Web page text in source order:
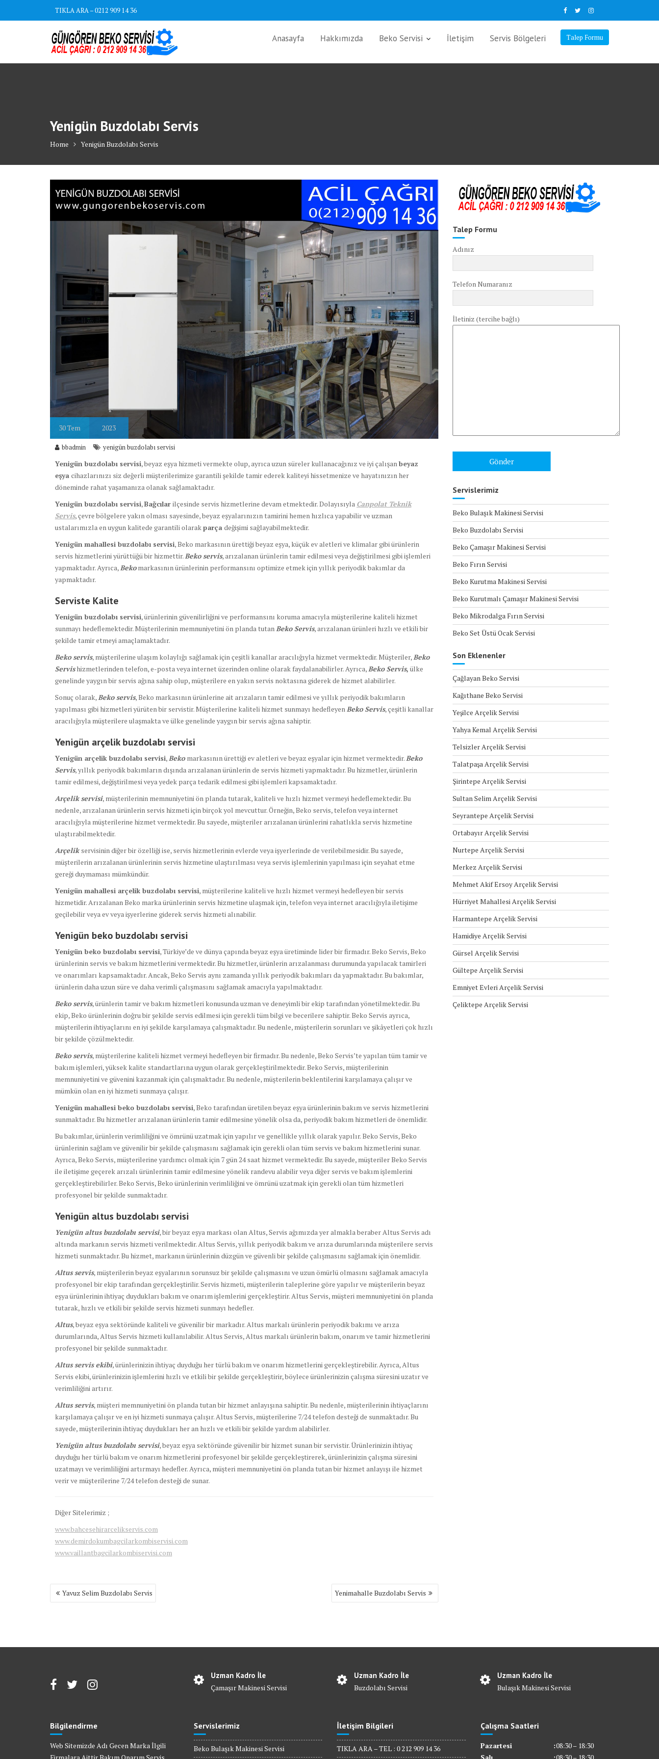
TIKLA ARA – 0212 909 14 36
Talep Formu
Anasayfa Hakkımızda Beko Servisi İletişim Servis Bölgeleri
Yenigün Buzdolabı Servis
Home Yenigün Buzdolabı Servis
30Tem 2023
bbadmin yenigün buzdolabı servisi
Yenigün buzdolabı servisi, beyaz eşya hizmeti vermekte olup, ayrıca uzun süreler kullanacağınız ve iyi çalışanbeyaz
eşya cihazlarınızı siz değerli müşterilerimize garantili şekilde tamir ederek kaliteyi hissetmenize ve hayatınızın her
döneminde rahat yaşamanıza olanak sağlamaktadır.
Yenigün buzdolabı servisi,Bağcılar ilçesinde servis hizmetlerine devam etmektedir. Dolayısıyla Canpolat Teknik
Servis, çevre bölgelere yakın olması sayesinde, beyaz eşyalarınızın tamirini hemen hızlıca yapabilir ve uzman
ustalarımızla en uygun kalitede garantili olarakparça değişimi sağlayabilmektedir.
Yenigün mahallesi buzdolabı servisi, Beko markasının ürettiği beyaz eşya, küçük ev aletleri ve klimalar gibi ürünlerin
servis hizmetlerini yürüttüğü bir hizmettir.Beko servis, arızalanan ürünlerin tamir edilmesi veya değiştirilmesi gibi işlemleri
yapmaktadır. Ayrıca,Beko markasının ürünlerinin performansını optimize etmek için yıllık periyodik bakımlar da
yapmaktadır.
Serviste Kalite
Yenigün buzdolabı servisi, ürünlerinin güvenilirliğini ve performansını koruma amacıyla müşterilerine kaliteli hizmet
sunmayı hedeflemektedir. Müşterilerinin memnuniyetini ön planda tutanBeko Servis, arızalanan ürünleri hızlı ve etkili bir
şekilde tamir etmeyi amaçlamaktadır.
Beko servis, müşterilerine ulaşım kolaylığı sağlamak için çeşitli kanallar aracılığıyla hizmet vermektedir. Müşteriler,Beko
Servishizmetlerinden telefon, e-posta veya internet üzerinden online olarak faydalanabilirler. Ayrıca,Beko Servis, ülke
genelinde yaygın bir servis ağına sahip olup, müşterilere en yakın servis noktasına giderek de hizmet alabilirler.
Sonuç olarak,Beko servis, Beko markasının ürünlerine ait arızaların tamir edilmesi ve yıllık periyodik bakımların
yapılması gibi hizmetleri yürüten bir servistir. Müşterilerine kaliteli hizmet sunmayı hedefleyenBeko Servis, çeşitli kanallar
aracılığıyla müşterilere ulaşmakta ve ülke genelinde yaygın bir servis ağına sahiptir.
Yenigün arçelik buzdolabı servisi
Yenigün arçelik buzdolabı servisi,Beko markasının ürettiği ev aletleri ve beyaz eşyalar için hizmet vermektedir.Beko
Servis, yıllık periyodik bakımların dışında arızalanan ürünlerin de servis hizmeti yapmaktadır. Bu hizmetler, ürünlerin
tamir edilmesi, değiştirilmesi veya yedek parça tedarik edilmesi gibi işlemleri kapsamaktadır.
Arçelik servisi, müşterilerinin memnuniyetini ön planda tutarak, kaliteli ve hızlı hizmet vermeyi hedeflemektedir. Bu
nedenle, arızalanan ürünlerin servis hizmeti için birçok yol mevcuttur. Örneğin, Beko servis, telefon veya internet
aracılığıyla müşterilerine hizmet vermektedir. Bu sayede, müşteriler arızalanan ürünlerini rahatlıkla servis hizmetine
ulaştırabilmektedir.
Arçelikservisinin diğer bir özelliği ise, servis hizmetlerinin evlerde veya işyerlerinde de verilebilmesidir. Bu sayede,
müşterilerin arızalanan ürünlerinin servis hizmetine ulaştırılması veya servis işlemlerinin yapılması için seyahat etme
gereği duymaması mümkündür.
Yenigün mahallesi arçelik buzdolabı servisi, müşterilerine kaliteli ve hızlı hizmet vermeyi hedefleyen bir servis
hizmetidir. Arızalanan Beko marka ürünlerinin servis hizmetine ulaşmak için, telefon veya internet aracılığıyla iletişime
geçilebilir veya ev veya işyerlerine giderek servis hizmeti alınabilir.
Yenigün beko buzdolabı servisi
Yenigün beko buzdolabı servisi, Türkiye’de ve dünya çapında beyaz eşya üretiminde lider bir firmadır. Beko Servis, Beko
ürünlerinin servis ve bakım hizmetlerini vermektedir. Bu hizmetler, ürünlerin arızalanması durumunda yapılacak tamirleri
ve onarımları kapsamaktadır. Ancak, Beko Servis aynı zamanda yıllık periyodik bakımları da yapmaktadır. Bu bakımlar,
ürünlerin daha uzun süre ve daha verimli çalışmasını sağlamak amacıyla yapılmaktadır.
Beko servis, ürünlerin tamir ve bakım hizmetleri konusunda uzman ve deneyimli bir ekip tarafından yönetilmektedir. Bu
ekip, Beko ürünlerinin doğru bir şekilde servis edilmesi için gerekli tüm bilgi ve becerilere sahiptir. Beko Servis ayrıca,
müşterilerin ihtiyaçlarını en iyi şekilde karşılamaya çalışmaktadır. Bu nedenle, müşterilerin sorunları ve şikâyetleri çok hızlı
bir şekilde çözülmektedir.
Beko servis, müşterilerine kaliteli hizmet vermeyi hedefleyen bir firmadır. Bu nedenle, Beko Servis’te yapılan tüm tamir ve
bakım işlemleri, yüksek kalite standartlarına uygun olarak gerçekleştirilmektedir. Beko Servis, müşterilerinin
memnuniyetini ve güvenini kazanmak için çalışmaktadır. Bu nedenle, müşterilerin beklentilerini karşılamaya çalışır ve
mümkün olan en iyi hizmeti sunmaya çalışır.
Yenigün mahallesi beko buzdolabı servisi, Beko tarafından üretilen beyaz eşya ürünlerinin bakım ve servis hizmetlerini
sunmaktadır. Bu hizmetler arızalanan ürünlerin tamir edilmesine yönelik olsa da, periyodik bakım hizmetleri de önemlidir.
Bu bakımlar, ürünlerin verimliliğini ve ömrünü uzatmak için yapılır ve genellikle yıllık olarak yapılır. Beko Servis, Beko
ürünlerinin sağlam ve güvenilir bir şekilde çalışmasını sağlamak için gerekli olan tüm servis ve bakım hizmetlerini sunar.
Ayrıca, Beko Servis, müşterilerine yardımcı olmak için 7 gün 24 saat hizmet vermektedir. Bu sayede, müşteriler Beko Servis
ile iletişime geçerek arızalı ürünlerinin tamir edilmesine yönelik randevu alabilir veya diğer servis ve bakım işlemlerini
gerçekleştirebilirler. Beko Servis, Beko ürünlerinin verimliliğini ve ömrünü uzatmak için gerekli olan tüm hizmetleri
profesyonel bir şekilde sunmaktadır.
Yenigün altus buzdolabı servisi
Yenigün altus buzdolabı servisi, bir beyaz eşya markası olan Altus, Servis ağımızda yer almakla beraber Altus Servis adı
altında markanın servis hizmeti verilmektedir. Altus Servis, yıllık periyodik bakım ve arıza durumlarında müşterilere servis
hizmeti sunmaktadır. Bu hizmet, markanın ürünlerinin düzgün ve güvenli bir şekilde çalışmasını sağlamak için önemlidir.
Altus servis, müşterilerin beyaz eşyalarının sorunsuz bir şekilde çalışmasını ve uzun ömürlü olmasını sağlamak amacıyla
profesyonel bir ekip tarafından gerçekleştirilir. Servis hizmeti, müşterilerin taleplerine göre yapılır ve müşterilerin beyaz
eşya ürünlerinin ihtiyaç duydukları bakım ve onarım işlemlerini gerçekleştirir. Altus Servis, müşteri memnuniyetini ön planda
tutarak, hızlı ve etkili bir şekilde servis hizmeti sunmayı hedefler.
Altus, beyaz eşya sektöründe kaliteli ve güvenilir bir markadır. Altus markalı ürünlerin periyodik bakımı ve arıza
durumlarında, Altus Servis hizmeti kullanılabilir. Altus Servis, Altus markalı ürünlerin bakım, onarım ve tamir hizmetlerini
profesyonel bir şekilde sunmaktadır.
Altus servis ekibi, ürünlerinizin ihtiyaç duyduğu her türlü bakım ve onarım hizmetlerini gerçekleştirebilir. Ayrıca, Altus
Servis ekibi, ürünlerinizin işlemlerini hızlı ve etkili bir şekilde gerçekleştirir, böylece ürünlerinizin çalışma süresini uzatır ve
verimliliğini artırır.
Altus servis, müşteri memnuniyetini ön planda tutan bir hizmet anlayışına sahiptir. Bu nedenle, müşterilerinin ihtiyaçlarını
karşılamaya çalışır ve en iyi hizmeti sunmaya çalışır. Altus Servis, müşterilerine 7/24 telefon desteği de sunmaktadır. Bu
sayede, müşterilerinin ihtiyaç duydukları her an hızlı ve etkili bir şekilde yardım alabilirler.
Yenigün altus buzdolabı servisi, beyaz eşya sektöründe güvenilir bir hizmet sunan bir servistir. Ürünlerinizin ihtiyaç
duyduğu her türlü bakım ve onarım hizmetlerini profesyonel bir şekilde gerçekleştirerek, ürünlerinizin çalışma süresini
uzatmayı ve verimliliğini artırmayı hedefler. Ayrıca, müşteri memnuniyetini ön planda tutan bir hizmet anlayışı ile hizmet
verir ve müşterilerine 7/24 telefon desteği de sunar.
Diğer Sitelerimiz ;
www.bahcesehirarcelikservis.com
www.demirdokumbagcilarkombiservisi.com
www.vaillantbagcilarkombiservisi.com
Yazı
gezinmesi
Yavuz Selim Buzdolabı Servis Yenimahalle Buzdolabı Servis
Talep Formu
Adınız
Telefon Numaranız
İletiniz (tercihe bağlı)
Servislerimiz
Beko Bulaşık Makinesi Servisi
Beko Buzdolabı Servisi
Beko Çamaşır Makinesi Servisi
Beko Fırın Servisi
Beko Kurutma Makinesi Servisi
Beko Kurutmalı Çamaşır Makinesi Servisi
Beko Mikrodalga Fırın Servisi
Beko Set Üstü Ocak Servisi
Son Eklenenler
Çağlayan Beko Servisi
Kağıthane Beko Servisi
Yeşilce Arçelik Servisi
Yahya Kemal Arçelik Servisi
Telsizler Arçelik Servisi
Talatpaşa Arçelik Servisi
Şirintepe Arçelik Servisi
Sultan Selim Arçelik Servisi
Seyrantepe Arçelik Servisi
Ortabayır Arçelik Servisi
Nurtepe Arçelik Servisi
Merkez Arçelik Servisi
Mehmet Akif Ersoy Arçelik Servisi
Hürriyet Mahallesi Arçelik Servisi
Harmantepe Arçelik Servisi
Hamidiye Arçelik Servisi
Gürsel Arçelik Servisi
Gültepe Arçelik Servisi
Emniyet Evleri Arçelik Servisi
Çeliktepe Arçelik Servisi
Uzman Kadro İle
Çamaşır Makinesi Servisi
Uzman Kadro İle
Buzdolabı Servisi
Uzman Kadro İle
Bulaşık Makinesi Servisi
Bilgilendirme
Web Sitemizde Adı Gecen Marka İlgili
Servislerimiz
Beko Bulaşık Makinesi Servisi
İletişim Bilgileri
TIKLA ARA – TEL : 0 212 909 14 36
Çalışma Saatleri
Pazartesi :08:30 – 18:30